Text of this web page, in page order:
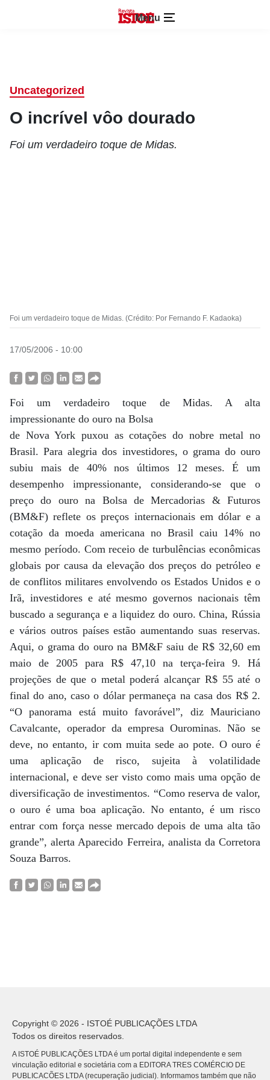
Menu
Uncategorized
O incrível vôo dourado
Foi um verdadeiro toque de Midas.
Foi um verdadeiro toque de Midas. (Crédito: Por Fernando F. Kadaoka)
17/05/2006 - 10:00
Foi um verdadeiro toque de Midas. A alta
impressionante do ouro na Bolsa
de Nova York puxou as cotações do nobre metal no
Brasil. Para alegria dos investidores, o grama do ouro
subiu mais de 40% nos últimos 12 meses. É um
desempenho impressionante, considerando-se que o
preço do ouro na Bolsa de Mercadorias & Futuros
(BM&F) reflete os preços internacionais em dólar e a
cotação da moeda americana no Brasil caiu 14% no
mesmo período. Com receio de turbulências econômicas
globais por causa da elevação dos preços do petróleo e
de conflitos militares envolvendo os Estados Unidos e o
Irã, investidores e até mesmo governos nacionais têm
buscado a segurança e a liquidez do ouro. China, Rússia
e vários outros países estão aumentando suas reservas.
Aqui, o grama do ouro na BM&F saiu de R$ 32,60 em
maio de 2005 para R$ 47,10 na terça-feira 9. Há
projeções de que o metal poderá alcançar R$ 55 até o
final do ano, caso o dólar permaneça na casa dos R$ 2.
“O panorama está muito favorável”, diz Mauriciano
Cavalcante, operador da empresa Ourominas. Não se
deve, no entanto, ir com muita sede ao pote. O ouro é
uma aplicação de risco, sujeita à volatilidade
internacional, e deve ser visto como mais uma opção de
diversificação de investimentos. “Como reserva de valor,
o ouro é uma boa aplicação. No entanto, é um risco
entrar com força nesse mercado depois de uma alta tão
grande”, alerta Aparecido Ferreira, analista da Corretora
Souza Barros.
Copyright © 2026 - ISTOÉ PUBLICAÇÕES LTDA
Todos os direitos reservados.
A ISTOÉ PUBLICAÇÕES LTDA é um portal digital independente e sem
vinculação editorial e societária com a EDITORA TRES COMÉRCIO DE
PUBLICACÕES LTDA (recuperação judicial). Informamos também que não